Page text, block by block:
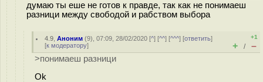
думаю ты еше не готов к правде, так как не понимаеш
разници между свободой и рабством выбора
4.9 ,Аноним (9), 07:09, 28/02/2020 [^] [^^] [^^^] [ответить]
[к модератору]
+1
+ / –
>понимаеш разници
Ok